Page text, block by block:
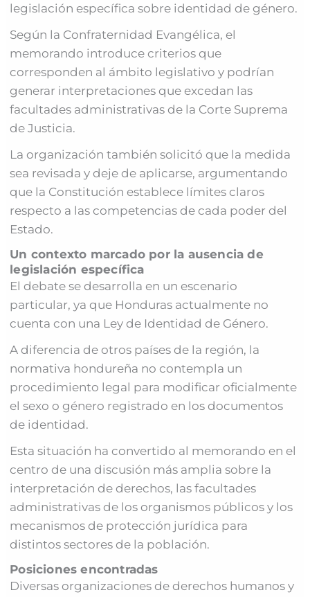
legislación específica sobre identidad de género.
Según la Confraternidad Evangélica, el
memorando introduce criterios que
corresponden al ámbito legislativo y podrían
generar interpretaciones que excedan las
facultades administrativas de la Corte Suprema
de Justicia.
La organización también solicitó que la medida
sea revisada y deje de aplicarse, argumentando
que la Constitución establece límites claros
respecto a las competencias de cada poder del
Estado.
Un contexto marcado por la ausencia de
legislación específica
El debate se desarrolla en un escenario
particular, ya que Honduras actualmente no
cuenta con una Ley de Identidad de Género.
A diferencia de otros países de la región, la
normativa hondureña no contempla un
procedimiento legal para modificar oficialmente
el sexo o género registrado en los documentos
de identidad.
Esta situación ha convertido al memorando en el
centro de una discusión más amplia sobre la
interpretación de derechos, las facultades
administrativas de los organismos públicos y los
mecanismos de protección jurídica para
distintos sectores de la población.
Posiciones encontradas
Diversas organizaciones de derechos humanos y